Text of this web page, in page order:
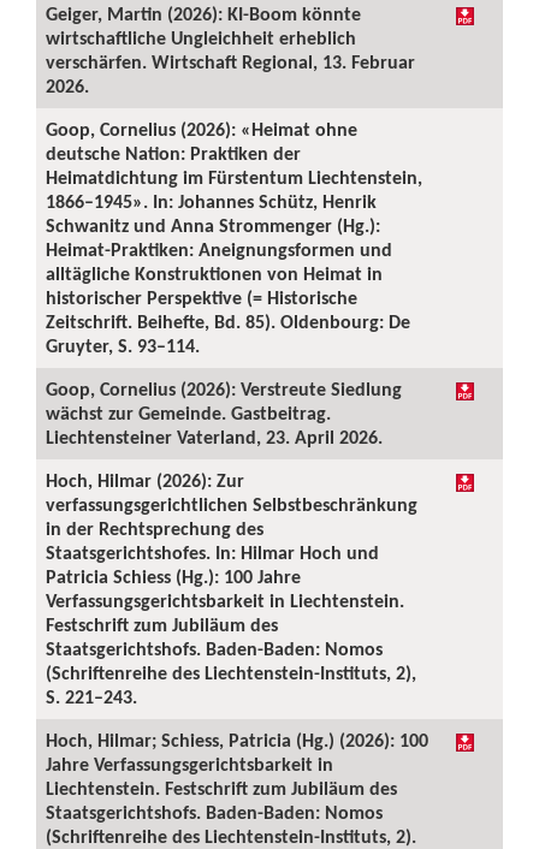
Geiger, Martin (2026): KI-Boom könnte
wirtschaftliche Ungleichheit erheblich
verschärfen. Wirtschaft Regional, 13. Februar
2026.
Goop, Cornelius (2026): «Heimat ohne
deutsche Nation: Praktiken der
Heimatdichtung im Fürstentum Liechtenstein,
1866–1945». In: Johannes Schütz, Henrik
Schwanitz und Anna Strommenger (Hg.):
Heimat-Praktiken: Aneignungsformen und
alltägliche Konstruktionen von Heimat in
historischer Perspektive (= Historische
Zeitschrift. Beihefte, Bd. 85). Oldenbourg: De
Gruyter, S. 93–114.
Goop, Cornelius (2026): Verstreute Siedlung
wächst zur Gemeinde. Gastbeitrag.
Liechtensteiner Vaterland, 23. April 2026.
Hoch, Hilmar (2026): Zur
verfassungsgerichtlichen Selbstbeschränkung
in der Rechtsprechung des
Staatsgerichtshofes. In: Hilmar Hoch und
Patricia Schiess (Hg.): 100 Jahre
Verfassungsgerichtsbarkeit in Liechtenstein.
Festschrift zum Jubiläum des
Staatsgerichtshofs. Baden-Baden: Nomos
(Schriftenreihe des Liechtenstein-Instituts, 2),
S. 221–243.
Hoch, Hilmar; Schiess, Patricia (Hg.) (2026): 100
Jahre Verfassungsgerichtsbarkeit in
Liechtenstein. Festschrift zum Jubiläum des
Staatsgerichtshofs. Baden-Baden: Nomos
(Schriftenreihe des Liechtenstein-Instituts, 2).